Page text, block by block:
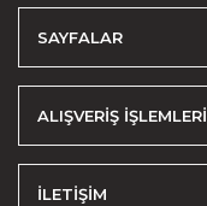
SAYFALAR
ALIŞVERİŞ İŞLEMLERİ
İLETİŞİM